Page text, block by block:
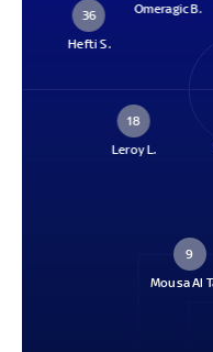
36
Hefti S.
Omeragic B.
18
Leroy L.
9
Mousa Al